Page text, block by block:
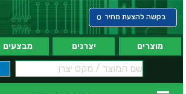
בקשה להצעת מחיר 0
מוצרים יצרנים מבצעים